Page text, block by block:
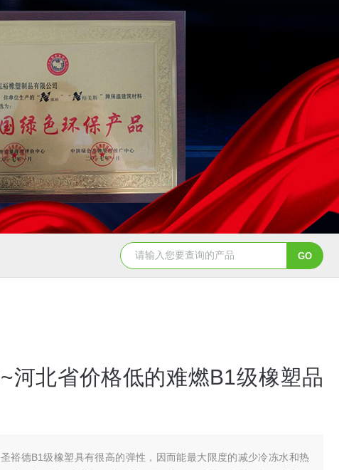
河北省价格低的难燃B1级橡塑品
圣裕德B1级橡塑具有很高的弹性，因而能最大限度的减少冷冻水和热